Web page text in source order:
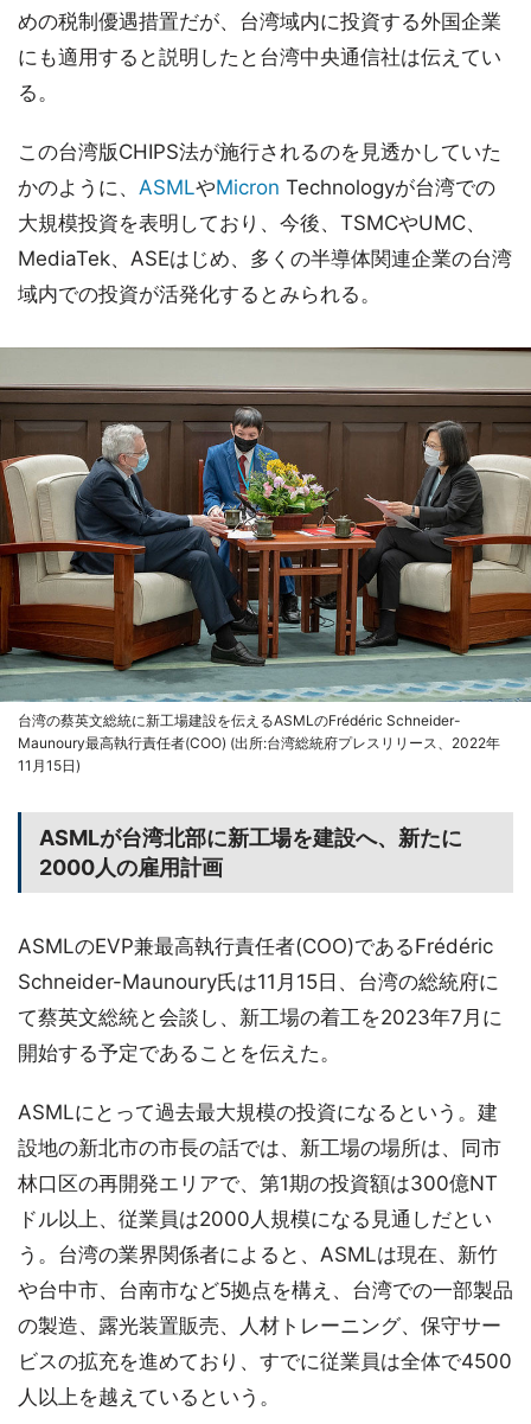
めの税制優遇措置だが、台湾域内に投資する外国企業
にも適用すると説明したと台湾中央通信社は伝えてい
る。
この台湾版CHIPS法が施行されるのを見透かしていた
かのように、 ASMLやMicron Technologyが台湾での
大規模投資を表明しており、今後、TSMCやUMC、
MediaTek、ASEはじめ、多くの半導体関連企業の台湾
域内での投資が活発化するとみられる。
台湾の蔡英文総統に新工場建設を伝えるASMLのFrédéric Schneider-
Maunoury最高執行責任者(COO) (出所:台湾総統府プレスリリース、2022年
11月15日)
ASMLが台湾北部に新工場を建設へ、新たに
2000人の雇用計画
ASMLのEVP兼最高執行責任者(COO)であるFrédéric
Schneider-Maunoury氏は11月15日、台湾の総統府に
て蔡英文総統と会談し、新工場の着工を2023年7月に
開始する予定であることを伝えた。
ASMLにとって過去最大規模の投資になるという。建
設地の新北市の市長の話では、新工場の場所は、同市
林口区の再開発エリアで、第1期の投資額は300億NT
ドル以上、従業員は2000人規模になる見通しだとい
う。台湾の業界関係者によると、ASMLは現在、新竹
や台中市、台南市など5拠点を構え、台湾での一部製品
の製造、露光装置販売、人材トレーニング、保守サー
ビスの拡充を進めており、すでに従業員は全体で4500
人以上を越えているという。